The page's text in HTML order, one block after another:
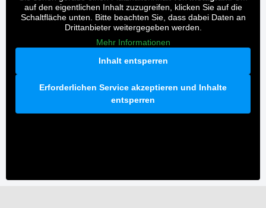
auf den eigentlichen Inhalt zuzugreifen, klicken Sie auf die
Schaltfläche unten. Bitte beachten Sie, dass dabei Daten an
Drittanbieter weitergegeben werden.
Mehr Informationen
Inhalt entsperren
Erforderlichen Service akzeptieren und Inhalte
entsperren